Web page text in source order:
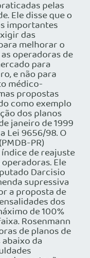
pelas
Ele disse que o
importantes
das
melhorar o
operadoras de
para
e não para
médico-
propostas
como exemplo
dos planos
janeiro de 1999
Lei 9656/98. O
PR)
de reajuste
Ele
Darcisio
supressiva
a proposta de
dos
de 100%
Rosenmann
de planos de
da